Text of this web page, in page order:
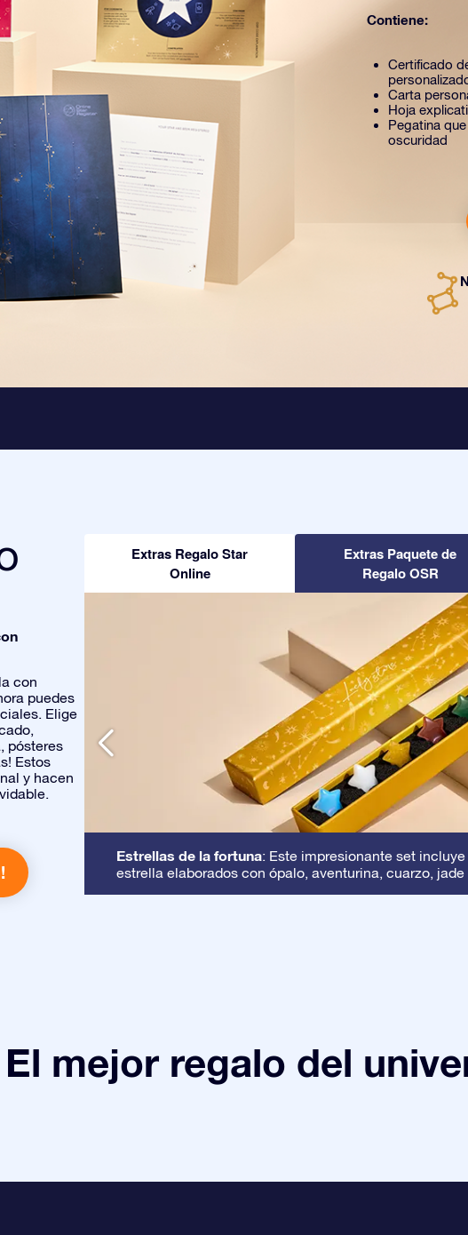
Contiene:
Certificado
Carta
Hoja
Pegatina
oscuridad
con
puedes
Elige
pósteres
Estos
y hacen
Extras Regalo Star
Online
Extras Paquete de
Regalo OSR
Estrellas de la fortuna: Este impresionante set
estrella elaborados con ópalo, aventurina, cuarzo,
El mejor regalo del